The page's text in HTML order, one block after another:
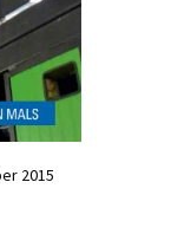
2015